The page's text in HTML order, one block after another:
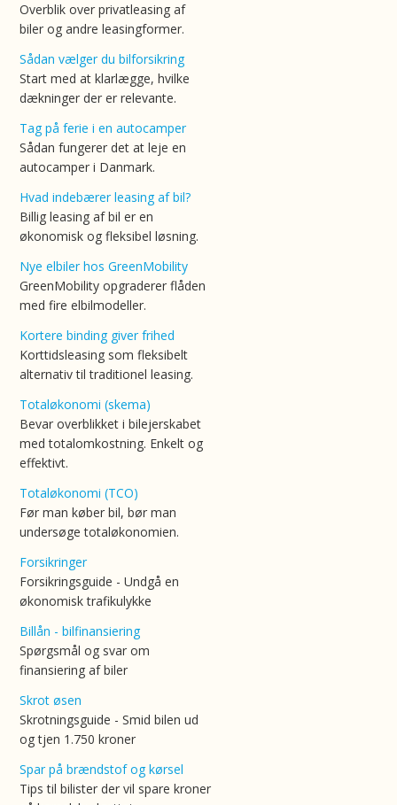
Overblik over privatleasing af
biler og andre leasingformer.
Sådan vælger du bilforsikring
Start med at klarlægge, hvilke
dækninger der er relevante.
Tag på ferie i en autocamper
Sådan fungerer det at leje en
autocamper i Danmark.
Hvad indebærer leasing af bil?
Billig leasing af bil er en
økonomisk og fleksibel løsning.
Nye elbiler hos GreenMobility
GreenMobility opgraderer flåden
med fire elbilmodeller.
Kortere binding giver frihed
Korttidsleasing som fleksibelt
alternativ til traditionel leasing.
Totaløkonomi (skema)
Bevar overblikket i bilejerskabet
med totalomkostning. Enkelt og
effektivt.
Totaløkonomi (TCO)
Før man køber bil, bør man
undersøge totaløkonomien.
Forsikringer
Forsikringsguide - Undgå en
økonomisk trafikulykke
Billån - bilfinansiering
Spørgsmål og svar om
finansiering af biler
Skrot øsen
Skrotningsguide - Smid bilen ud
og tjen 1.750 kroner
Spar på brændstof og kørsel
Tips til bilister der vil spare kroner